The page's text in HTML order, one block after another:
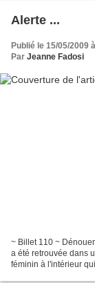
Alerte ...
Publié le 15/05/2009
Par Jeanne Fadosi
~ Billet 110 ~
a été retrouvée dans
féminin à l'intérieur